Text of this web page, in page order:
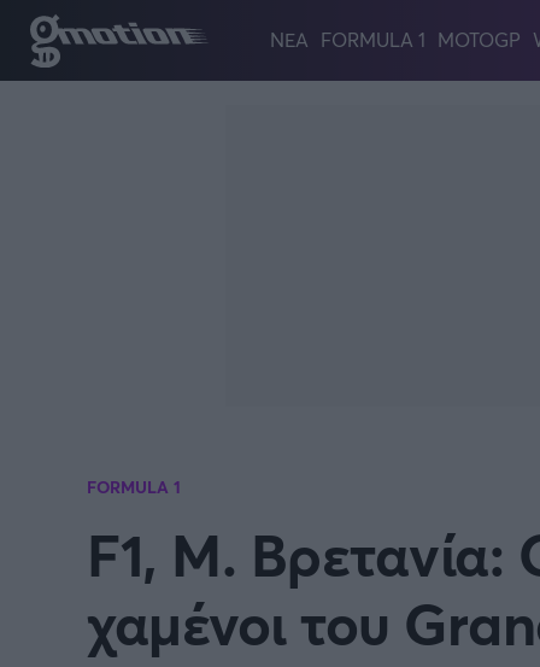
Παράκαμψη προς το κυρίως περιεχόμενο
ΝΕΑ FORMULA 1 MOTOGP
FORMULA 1
F1, Μ. Βρετανία:
χαμένοι του